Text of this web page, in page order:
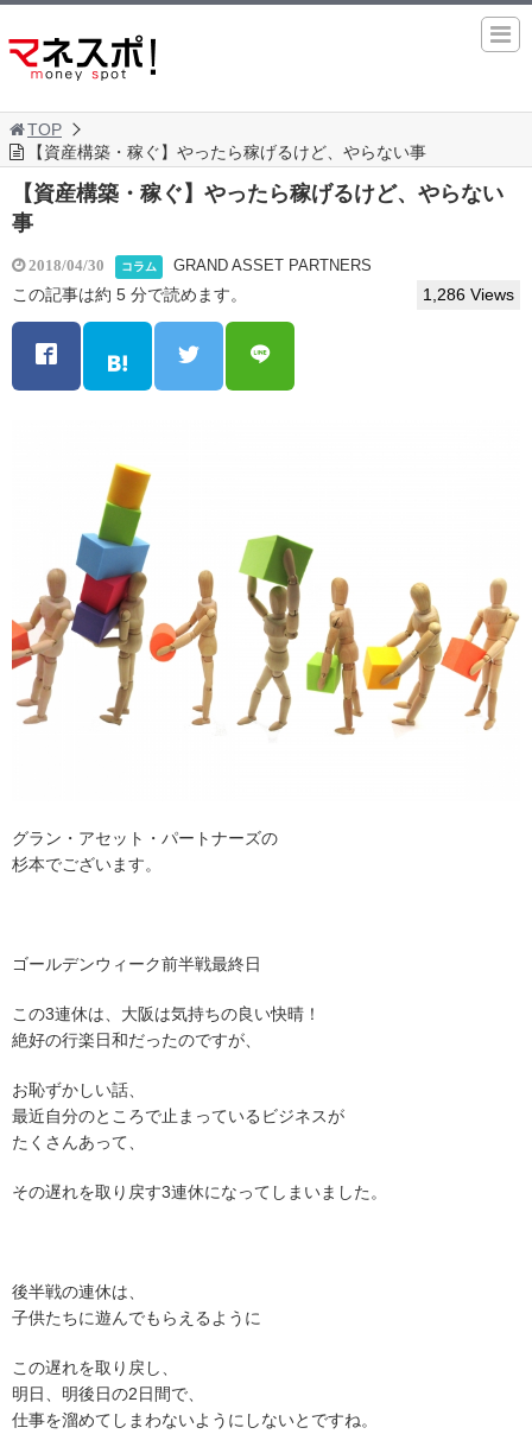
TOP
【資産構築・稼ぐ】やったら稼げるけど、やらない事
【資産構築・稼ぐ】やったら稼げるけど、やらない
事
2018/04/30 コラム GRAND ASSET PARTNERS
この記事は約 5 分で読めます。 1,286 Views
グラン・アセット・パートナーズの
杉本でございます。
ゴールデンウィーク前半戦最終日
この3連休は、大阪は気持ちの良い快晴！
絶好の行楽日和だったのですが、
お恥ずかしい話、
最近自分のところで止まっているビジネスが
たくさんあって、
その遅れを取り戻す3連休になってしまいました。
後半戦の連休は、
子供たちに遊んでもらえるように
この遅れを取り戻し、
明日、明後日の2日間で、
仕事を溜めてしまわないようにしないとですね。